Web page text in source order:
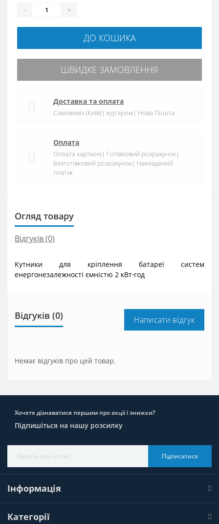
- +
ДО КОШИКА
ШВИДКЕ ЗАМОВЛЕННЯ
Доставка та оплата
Самовивіз (Київ)| кур'єром| Нова Пошта
Оплата
Оплата карткою| Готівковий розрахунок|
Безготівковий розрахунок| Накладений
платіж
Огляд товару
Відгуків (0)
Кутники для кріплення батареї систем
енергонезалежності ємністю 2 кВт⋅год
Відгуків (0) Написати відгук
Немає відгуків про цей товар.
Хочете дізнаватися першим про акції і знижки?
Підпишіться на нашу розсилку
Підписатися
Інформація
Категорії